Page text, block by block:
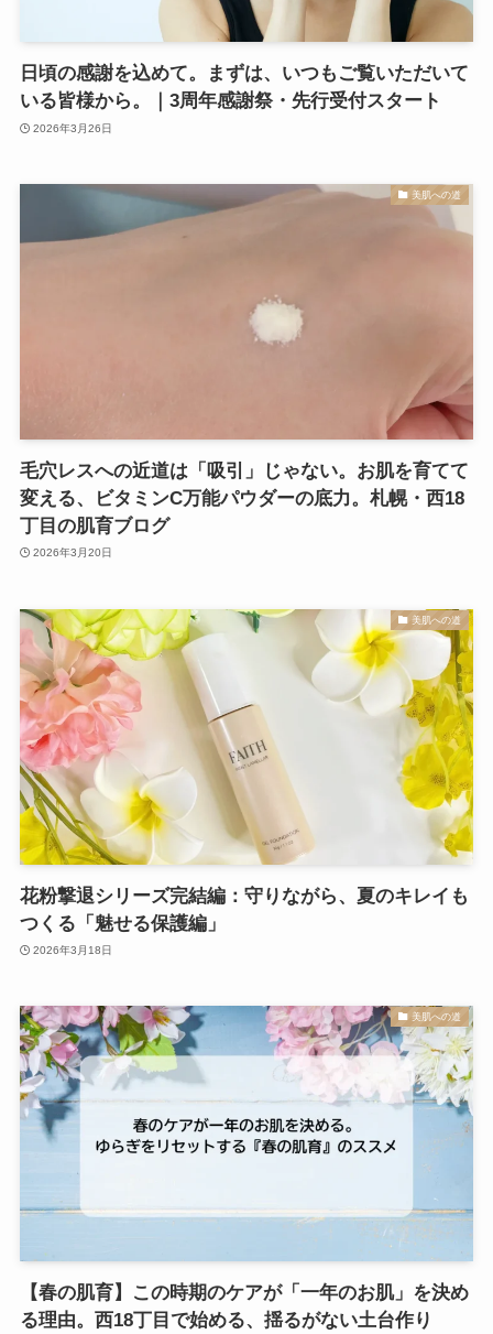
日頃の感謝を込めて。まずは、いつもご覧いただいて
いる皆様から。｜3周年感謝祭・先行受付スタート
2026年3月26日
美肌への道
毛穴レスへの近道は「吸引」じゃない。お肌を育てて
変える、ビタミンC万能パウダーの底力。札幌・西18
丁目の肌育ブログ
2026年3月20日
美肌への道
花粉撃退シリーズ完結編：守りながら、夏のキレイも
つくる「魅せる保護編」
2026年3月18日
美肌への道
【春の肌育】この時期のケアが「一年のお肌」を決め
る理由。西18丁目で始める、揺るがない土台作り